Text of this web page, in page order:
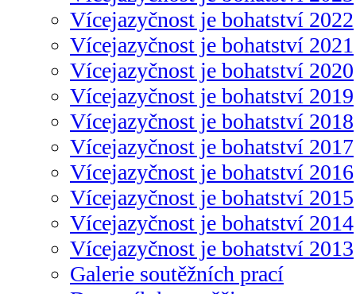
Vícejazyčnost je bohatství 2022
Vícejazyčnost je bohatství 2021
Vícejazyčnost je bohatství 2020
Vícejazyčnost je bohatství 2019
Vícejazyčnost je bohatství 2018
Vícejazyčnost je bohatství 2017
Vícejazyčnost je bohatství 2016
Vícejazyčnost je bohatství 2015
Vícejazyčnost je bohatství 2014
Vícejazyčnost je bohatství 2013
Galerie soutěžních prací